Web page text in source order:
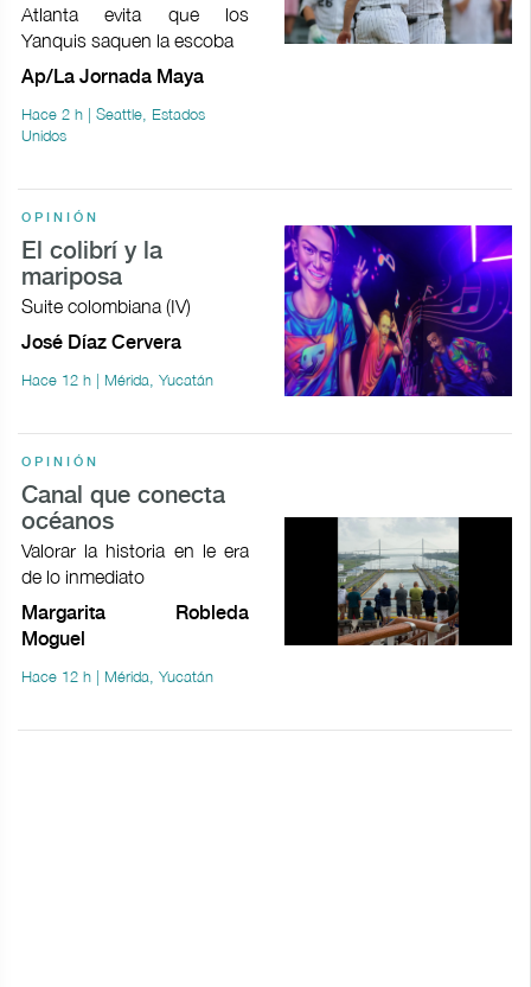
Atlanta evita que los
Yanquis saquen la escoba
Ap/La Jornada Maya
Hace 2 h | Seattle, Estados
Unidos
OPINIÓN
El colibrí y la
mariposa
Suite colombiana (IV)
José Díaz Cervera
Hace 12 h | Mérida, Yucatán
OPINIÓN
Canal que conecta
océanos
Valorar la historia en le era
de lo inmediato
Margarita Robleda
Moguel
Hace 12 h | Mérida, Yucatán